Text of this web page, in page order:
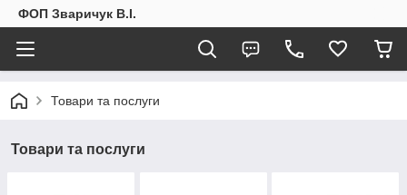
ФОП Зваричук В.І.
Товари та послуги
Товари та послуги